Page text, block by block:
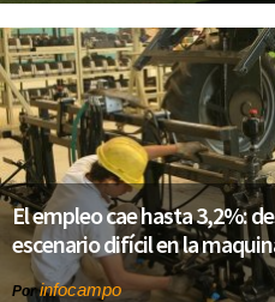
El empleo cae hasta 3,2%:
escenario difícil en la
Porinfocampo